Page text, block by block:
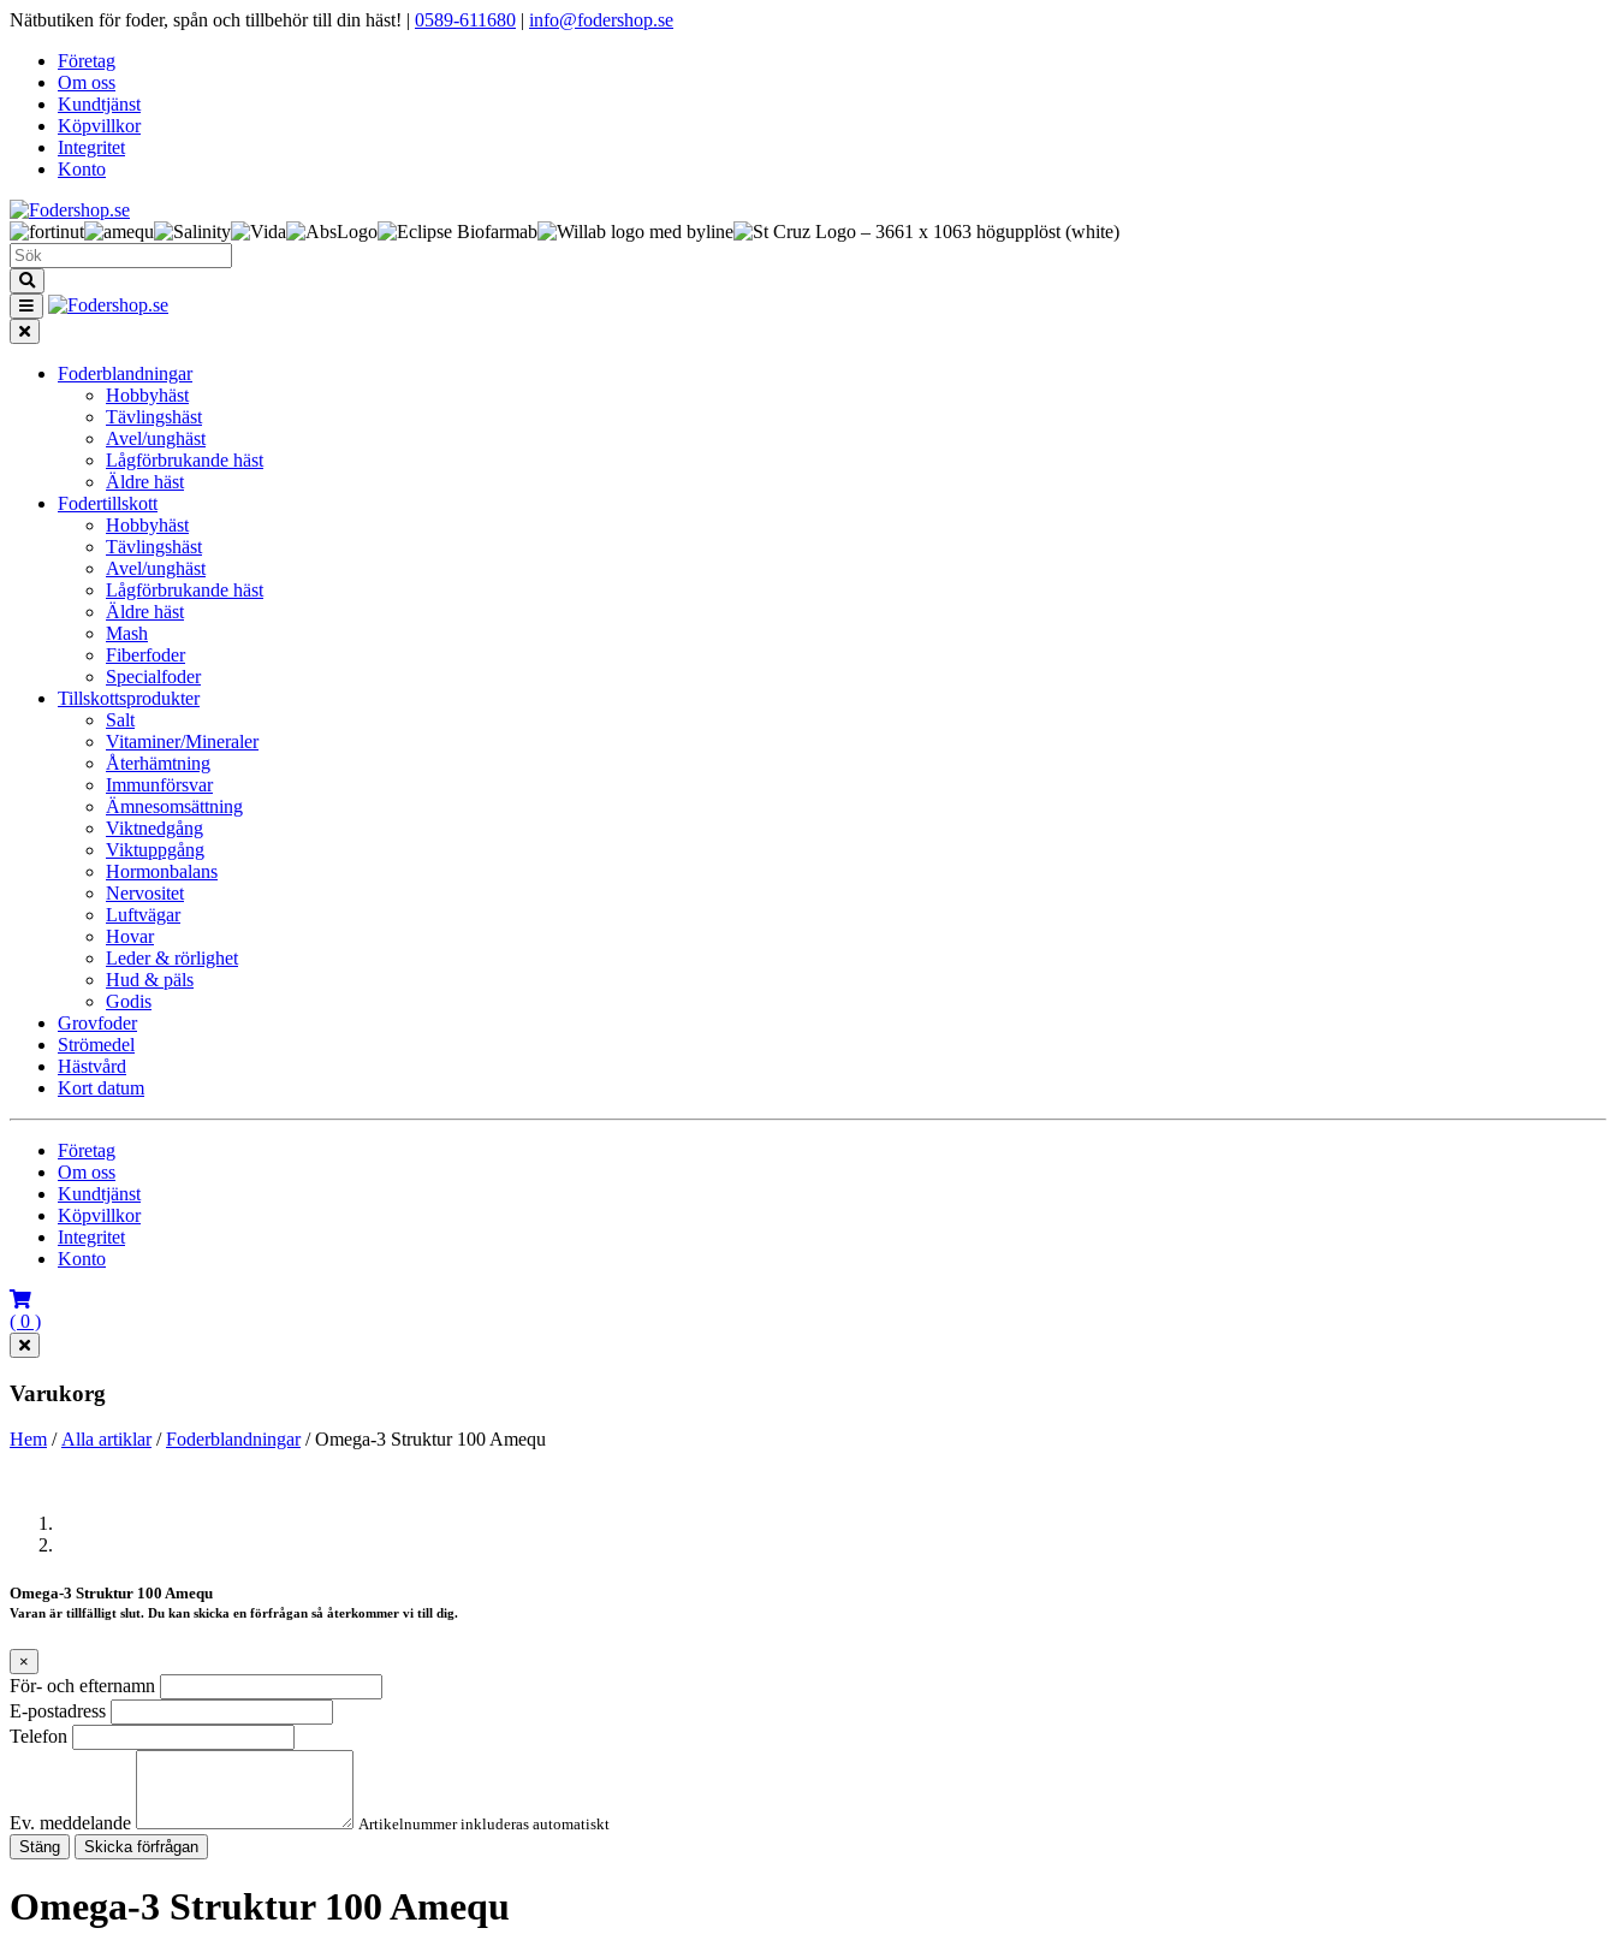
Nätbutiken för foder, spån och tillbehör till din häst! | 0589-611680 | info@fodershop.se
Företag
Om oss
Kundtjänst
Köpvillkor
Integritet
Konto
Foderblandningar
Hobbyhäst
Tävlingshäst
Avel/unghäst
Lågförbrukande häst
Äldre häst
Fodertillskott
Hobbyhäst
Tävlingshäst
Avel/unghäst
Lågförbrukande häst
Äldre häst
Mash
Fiberfoder
Specialfoder
Tillskottsprodukter
Salt
Vitaminer/Mineraler
Återhämtning
Immunförsvar
Ämnesomsättning
Viktnedgång
Viktuppgång
Hormonbalans
Nervositet
Luftvägar
Hovar
Leder & rörlighet
Hud & päls
Godis
Grovfoder
Strömedel
Hästvård
Kort datum
Företag
Om oss
Kundtjänst
Köpvillkor
Integritet
Konto
( 0 )
Varukorg
Hem /Alla artiklar/Foderblandningar/ Omega-3 Struktur 100 Amequ
Omega-3 Struktur 100 Amequ
Varan är tillfälligt slut. Du kan skicka en förfrågan så återkommer vi till dig.
×
För- och efternamn
E-postadress
Telefon
Ev. meddelande
Artikelnummer inkluderas automatiskt
Stäng
Skicka förfrågan
Omega-3 Struktur 100 Amequ